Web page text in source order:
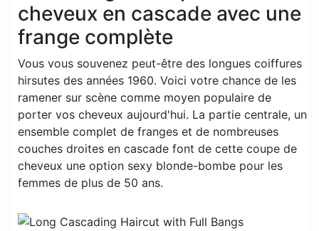
cheveux en cascade avec une
frange complète
Vous vous souvenez peut-être des longues coiffures
hirsutes des années 1960. Voici votre chance de les
ramener sur scène comme moyen populaire de
porter vos cheveux aujourd'hui. La partie centrale, un
ensemble complet de franges et de nombreuses
couches droites en cascade font de cette coupe de
cheveux une option sexy blonde-bombe pour les
femmes de plus de 50 ans.